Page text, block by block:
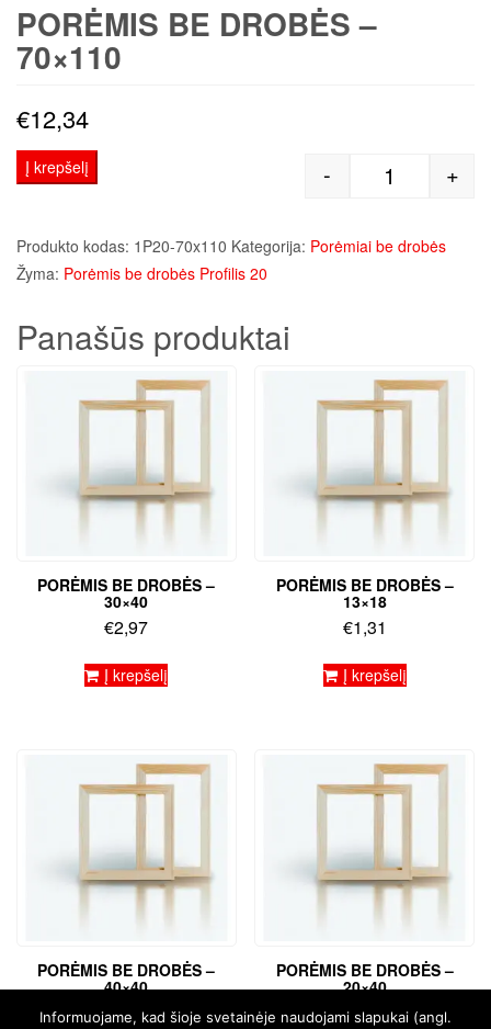
PORĖMIS BE DROBĖS –
70×110
€12,34
produkto
- +
Į krepšelį
Produkto kodas: 1P20-70x110 Kategorija: Porėmiai be drobės
Žyma: Porėmis be drobės Profilis 20
Panašūs produktai
PORĖMIS BE DROBĖS –
30×40
€2,97
Į krepšelį
PORĖMIS BE DROBĖS –
13×18
€1,31
Į krepšelį
PORĖMIS BE DROBĖS –
40×40
€3,39
PORĖMIS BE DROBĖS –
20×40
€ 2,54
Informuojame, kad šioje svetainėje naudojami slapukai (angl.